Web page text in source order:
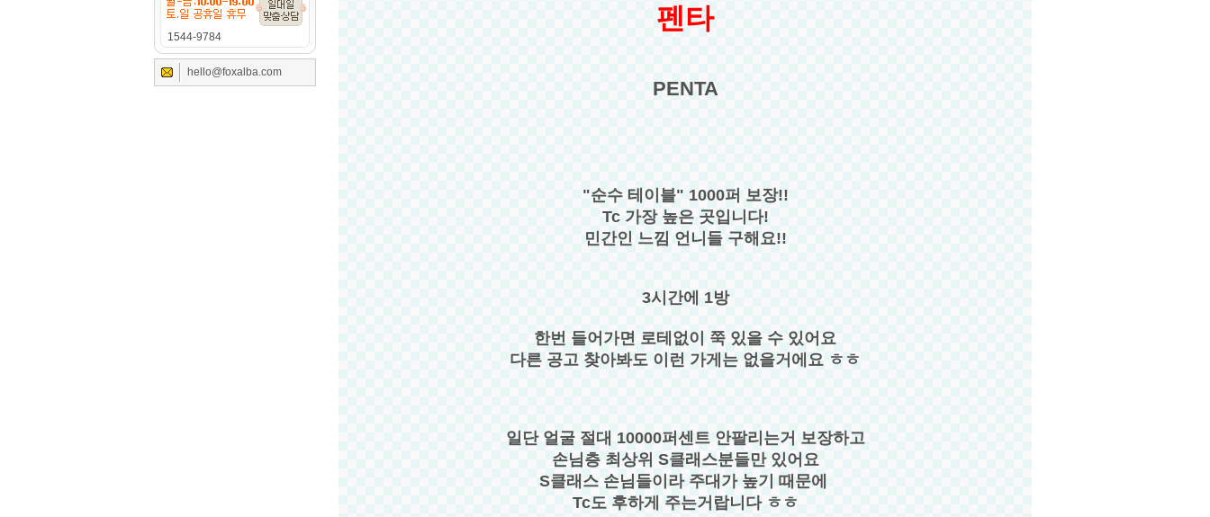
1544-9784
hello@foxalba.com
펜타
PENTA
"순수 테이블" 1000퍼 보장!!
Tc 가장 높은 곳입니다!
민간인 느낌 언니들 구해요!!
3시간에 1방
한번 들어가면 로테없이 쭉 있을 수 있어요
다른 공고 찾아봐도 이런 가게는 없을거에요 ㅎㅎ
일단 얼굴 절대 10000퍼센트 안팔리는거 보장하고
손님층 최상위 S클래스분들만 있어요
S클래스 손님들이라 주대가 높기 때문에
Tc도 후하게 주는거랍니다 ㅎㅎ